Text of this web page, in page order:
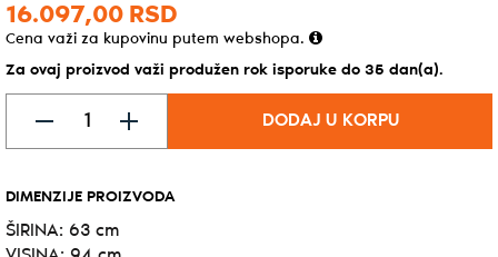
16.097,00 RSD
Cena važi za kupovinu putem webshopa.
Za ovaj proizvod važi produžen rok isporuke do 35 dan(a).
DODAJ U KORPU
DIMENZIJE PROIZVODA
ŠIRINA: 63 cm